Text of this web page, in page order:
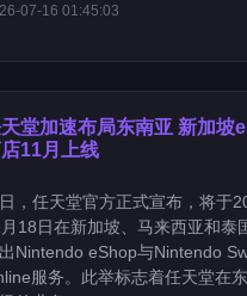
07-16 01:45:03
堂加速布局东南亚 新加坡
11月上线
，任天堂官方正式宣布，将于
18日在新加坡、马来西亚和泰
Nintendo eShop与Nintendo
服务。此举标志着任天堂在